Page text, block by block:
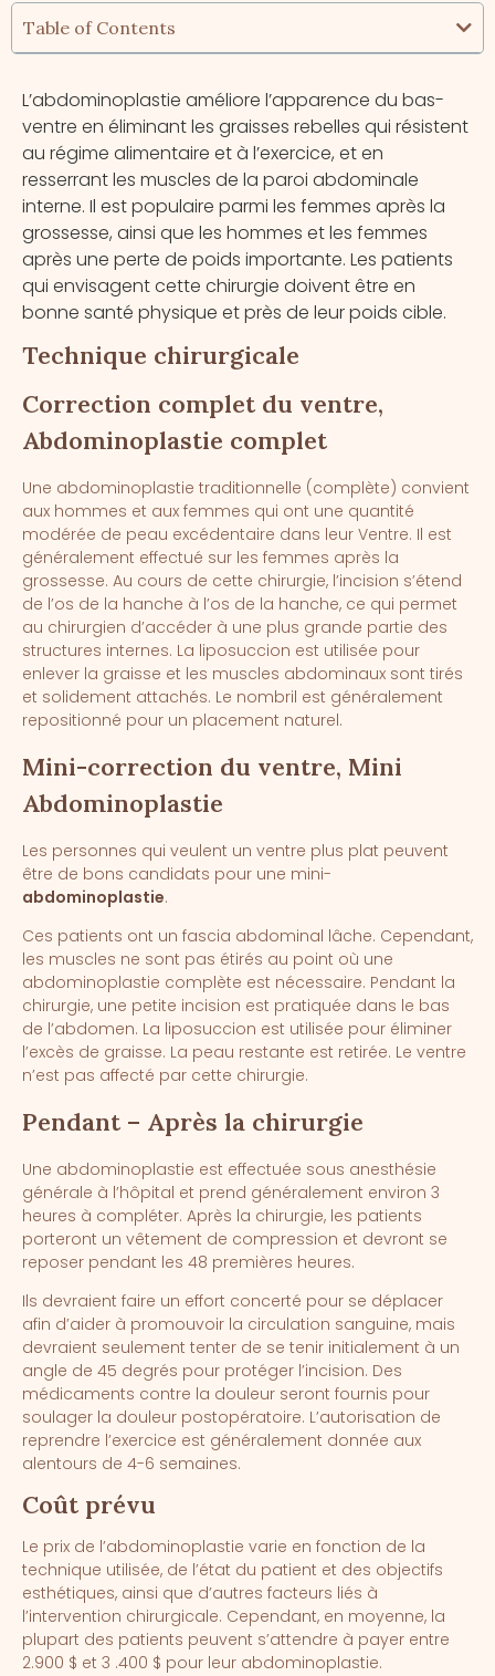
Table of Contents
L’abdominoplastie améliore l’apparence du bas-
ventre en éliminant les graisses rebelles qui résistent
au régime alimentaire et à l’exercice, et en
resserrant les muscles de la paroi abdominale
interne. Il est populaire parmi les femmes après la
grossesse, ainsi que les hommes et les femmes
après une perte de poids importante. Les patients
qui envisagent cette chirurgie doivent être en
bonne santé physique et près de leur poids cible.
Technique chirurgicale
Correction complet du ventre,
Abdominoplastie complet
Une abdominoplastie traditionnelle (complète) convient
aux hommes et aux femmes qui ont une quantité
modérée de peau excédentaire dans leur Ventre. Il est
généralement effectué sur les femmes après la
grossesse. Au cours de cette chirurgie, l’incision s’étend
de l’os de la hanche à l’os de la hanche, ce qui permet
au chirurgien d’accéder à une plus grande partie des
structures internes. La liposuccion est utilisée pour
enlever la graisse et les muscles abdominaux sont tirés
et solidement attachés. Le nombril est généralement
repositionné pour un placement naturel.
Mini-correction du ventre, Mini
Abdominoplastie
Les personnes qui veulent un ventre plus plat peuvent
être de bons candidats pour une mini-
abdominoplastie.
Ces patients ont un fascia abdominal lâche. Cependant,
les muscles ne sont pas étirés au point où une
abdominoplastie complète est nécessaire. Pendant la
chirurgie, une petite incision est pratiquée dans le bas
de l’abdomen. La liposuccion est utilisée pour éliminer
l’excès de graisse. La peau restante est retirée. Le ventre
n’est pas affecté par cette chirurgie.
Pendant – Après la chirurgie
Une abdominoplastie est effectuée sous anesthésie
générale à l’hôpital et prend généralement environ 3
heures à compléter. Après la chirurgie, les patients
porteront un vêtement de compression et devront se
reposer pendant les 48 premières heures.
Ils devraient faire un effort concerté pour se déplacer
afin d’aider à promouvoir la circulation sanguine, mais
devraient seulement tenter de se tenir initialement à un
angle de 45 degrés pour protéger l’incision. Des
médicaments contre la douleur seront fournis pour
soulager la douleur postopératoire. L’autorisation de
reprendre l’exercice est généralement donnée aux
alentours de 4-6 semaines.
Coût prévu
Le prix de l’abdominoplastie varie en fonction de la
technique utilisée, de l’état du patient et des objectifs
esthétiques, ainsi que d’autres facteurs liés à
l’intervention chirurgicale. Cependant, en moyenne, la
plupart des patients peuvent s’attendre à payer entre
2.900 $ et 3 .400 $ pour leur abdominoplastie.